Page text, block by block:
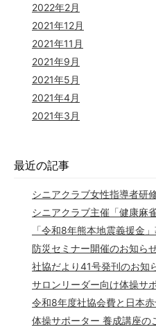
2022年2月
2021年12月
2021年11月
2021年9月
2021年5月
2021年4月
2021年3月
最近の記事
シニアクラブ女性指導者研
シニアクラブ主催「健康麻
「令和8年熊本地震義援金
防災セミナー開催のお知ら
社協だより41号発刊のお知
サロンリーダー向け体操サ
令和8年度社協会費と日本
体操サポーター 養成講座の